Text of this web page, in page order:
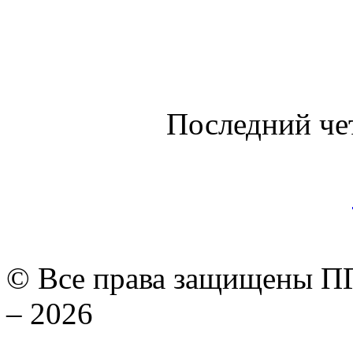
Последний
© Все права защищены
– 2026